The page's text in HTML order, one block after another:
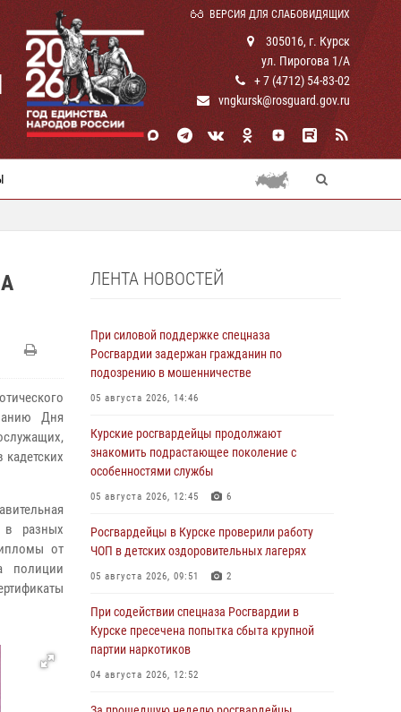
ВЕРСИЯ ДЛЯ СЛАБОВИДЯЩИХ
305016, г. Курск
ул. Пирогова 1/А
+ 7 (4712) 54-83-02
vngkursk@rosguard.gov.ru
Дня
в разных
от
полиции
ЛЕНТА НОВОСТЕЙ
При силовой поддержке спецназа
Росгвардии задержан гражданин по
подозрению в мошенничестве
05 августа 2026, 14:46
Курские росгвардейцы продолжают
знакомить подрастающее поколение с
особенностями службы
05 августа 2026, 12:45 6
Росгвардейцы в Курске проверили работу
ЧОП в детских оздоровительных лагерях
05 августа 2026, 09:51 2
При содействии спецназа Росгвардии в
Курске пресечена попытка сбыта крупной
партии наркотиков
04 августа 2026, 12:52